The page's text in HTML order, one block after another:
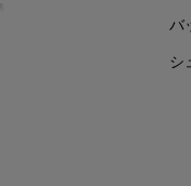
バ
シ